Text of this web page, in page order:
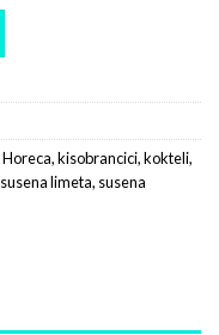
Horeca,kisobrancici,kokteli,
susena limeta, susena